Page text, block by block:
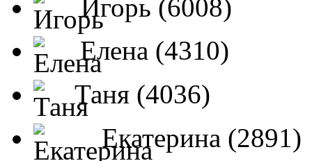
Игорь (6008)
Елена (4310)
Таня (4036)
Екатерина (2891)